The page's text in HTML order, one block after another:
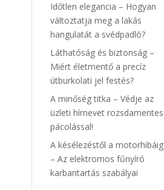
Időtlen elegancia – Hogyan
változtatja meg a lakás
hangulatát a svédpadló?
Láthatóság és biztonság –
Miért életmentő a precíz
útburkolati jel festés?
A minőség titka – Védje az
üzleti hírnevet rozsdamentes
pácolással!
A késélezéstől a motorhibáig
– Az elektromos fűnyíró
karbantartás szabályai